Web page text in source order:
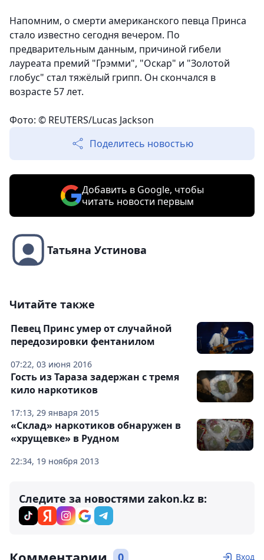
Напомним, о смерти американского певца Принса
стало известно сегодня вечером. По
предварительным данным, причиной гибели
лауреата премий "Грэмми", "Оскар" и "Золотой
глобус" стал тяжёлый грипп. Он скончался в
возрасте 57 лет.
Фото: © REUTERS/Lucas Jackson
Поделитесь новостью
Добавить в Google, чтобы
читать новости первым
Татьяна Устинова
Читайте также
07:22, 03 июня 2016
Певец Принс умер от случайной
передозировки фентанилом
17:13, 29 января 2015
Гость из Тараза задержан с тремя
кило наркотиков
22:34, 19 ноября 2013
«Склад» наркотиков обнаружен в
«хрущевке» в Рудном
Следите за новостями zakon.kz в:
0 Вход